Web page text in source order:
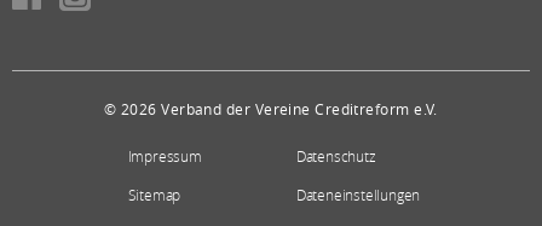
© 2026 Verband der Vereine Creditreform e.V.
Impressum
Datenschutz
Sitemap
Dateneinstellungen